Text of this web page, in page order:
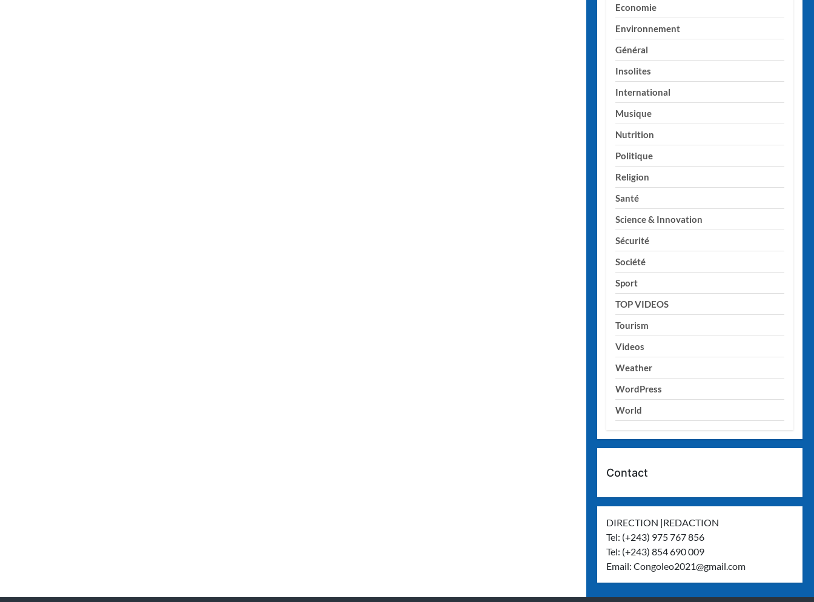
Economie
Environnement
Général
Insolites
International
Musique
Nutrition
Politique
Religion
Santé
Science & Innovation
Sécurité
Société
Sport
TOP VIDEOS
Tourism
Videos
Weather
WordPress
World
Contact
DIRECTION |REDACTION
Tel: (+243) 975 767 856
Tel: (+243) 854 690 009
Email:Congoleo2021@gmail.com